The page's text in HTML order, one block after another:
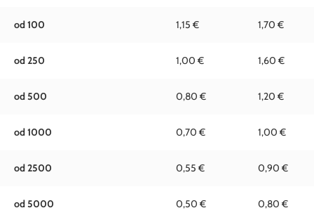
od 100 1,15 € 1,70 €
od 250 1,00 € 1,60 €
od 500 0,80 € 1,20 €
od 1000 0,70 € 1,00 €
od 2500 0,55 € 0,90 €
od 5000 0,50 € 0,80 €